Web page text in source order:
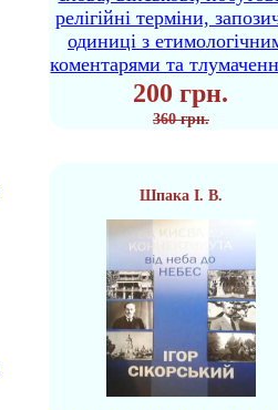
релігійні терміни,
одиниці з
коментарями та
200 грн.
360 грн.
Шпака І. В.